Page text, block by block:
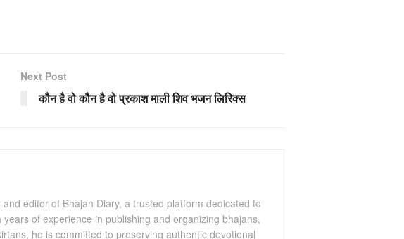
Next Post
कौन है वो कौन है वो प्रकाश माली शिव भजन लिरिक्स
editor of Bhajan Diary, a trusted platform dedicated to
of experience in publishing and organizing bhajans,
he is committed to preserving authentic devotional